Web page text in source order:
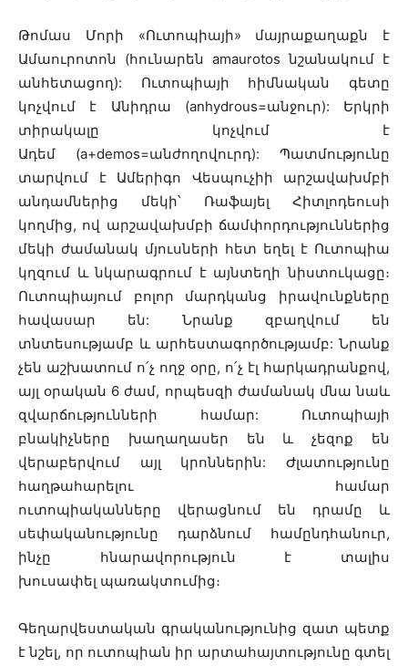
Թոմաս Մորի «Ուտոպիայի» մայրաքաղաքն է
Ամաուրոտոն (հունարեն amaurotos նշանակում է
անհետացող): Ուտոպիայի հիմնական գետը
կոչվում է Անիդրա (anhydrous=անջուր): Երկրի
տիրակալը կոչվում է
Ադեմ (a+demos=անժողովուրդ): Պատմությունը
տարվում է Ամերիգո Վեսպուչիի արշավախմբի
անդամներից մեկի՝ Ռաֆայել Հիտլոդեուսի
կողմից, ով արշավախմբի ճամփորդություններից
մեկի ժամանակ մյուսների հետ եղել է Ուտոպիա
կղզում և նկարագրում է այնտեղի նիստուկացը։
Ուտոպիայում բոլոր մարդկանց իրավունքները
հավասար են: Նրանք զբաղվում են
տնտեսությամբ և արհեստագործությամբ: Նրանք
չեն աշխատում ո՛չ ողջ օրը, ո՛չ էլ հարկադրանքով,
այլ օրական 6 ժամ, որպեսզի ժամանակ մնա նաև
զվարճությունների համար: Ուտոպիայի
բնակիչները խաղաղասեր են և չեզոք են
վերաբերվում այլ կրոններին: Ժլատությունը
հաղթահարելու համար
ուտոպիականները վերացնում են դրամը և
սեփականությունը դարձնում համընդհանուր,
ինչը հնարավորություն է տալիս
խուսափել պառակտումից։
Գեղարվեստական գրականությունից զատ պետք
է նշել, որ ուտոպիան իր արտահայտությունը գտել